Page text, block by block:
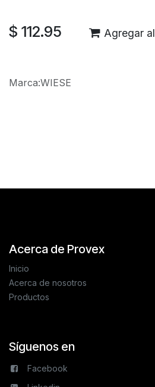
$ 112.95 Agregar
Marca:WIESE
Acerca de Provex
Inicio
Acerca de nosotros
Productos
Síguenos en
Facebook